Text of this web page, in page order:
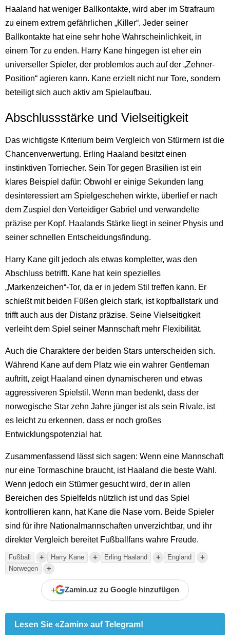
Haaland hat weniger Ballkontakte, wird aber im Strafraum
zu einem extrem gefährlichen „Killer“. Jeder seiner
Ballkontakte hat eine sehr hohe Wahrscheinlichkeit, in
einem Tor zu enden. Harry Kane hingegen ist eher ein
universeller Spieler, der problemlos auch auf der „Zehner-
Position“ agieren kann. Kane erzielt nicht nur Tore, sondern
beteiligt sich auch aktiv am Spielaufbau.
Abschlussstärke und Vielseitigkeit
Das wichtigste Kriterium beim Vergleich von Stürmern ist die
Chancenverwertung. Erling Haaland besitzt einen
instinktiven Torriecher. Sein Tor gegen Brasilien ist ein
klares Beispiel dafür: Obwohl er einige Sekunden lang
desinteressiert am Spielgeschehen wirkte, überlief er nach
dem Zuspiel den Verteidiger Gabriel und verwandelte
präzise per Kopf. Haalands Stärke liegt in seiner Physis und
seiner schnellen Entscheidungsfindung.
Harry Kane gilt jedoch als etwas kompletter, was den
Abschluss betrifft. Kane hat kein spezielles
„Markenzeichen“-Tor, da er in jedem Stil treffen kann. Er
schießt mit beiden Füßen gleich stark, ist kopfballstark und
trifft auch aus der Distanz präzise. Seine Vielseitigkeit
verleiht dem Spiel seiner Mannschaft mehr Flexibilität.
Auch die Charaktere der beiden Stars unterscheiden sich.
Während Kane auf dem Platz wie ein wahrer Gentleman
auftritt, zeigt Haaland einen dynamischeren und etwas
aggressiveren Spielstil. Wenn man bedenkt, dass der
norwegische Star zehn Jahre jünger ist als sein Rivale, ist
es leicht zu erkennen, dass er noch großes
Entwicklungspotenzial hat.
Zusammenfassend lässt sich sagen: Wenn eine Mannschaft
nur eine Tormaschine braucht, ist Haaland die beste Wahl.
Wenn jedoch ein Stürmer gesucht wird, der in allen
Bereichen des Spielfelds nützlich ist und das Spiel
kontrollieren kann, hat Kane die Nase vorn. Beide Spieler
sind für ihre Nationalmannschaften unverzichtbar, und ihr
direkter Vergleich bereitet Fußballfans wahre Freude.
Fußball + Harry Kane + Erling Haaland + England +
Norwegen +
+ Zamin.uz zu Google hinzufügen
Lesen Sie «Zamin» auf Telegram!